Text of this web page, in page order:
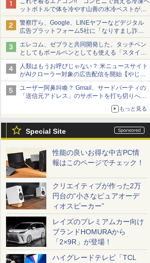
ットボトルで体を冷やす山善の水冷ベストがロ
ードバイクにちょうどいい【ぼっち・ざ・ろー
ど！その14】【空いた時間でなにしてる？】
警察庁ら、Google、LINEヤフーなどデジタル
広告プラットフォーム5社に「なりすまし詐欺
広告」対策強化を要請 著名人の写真や映像を
使った投資詐欺などへの対策として
エレコム、ゼブラと共同開発した、タッチペン
としてもボールペンとしても使える「スタイラ
スツーウェイ」発売 iPadにも紙にも、持ち替
えずに書き込める
人類はもうお呼びじゃない？ 米ニュースサイト
がAIクローラー対象の広告配信を開始【やじう
まWatch】
ユーザー阿鼻叫喚？ Gmail、サードパーティの
「送信元アドレス」のサポートを打ち切りへ
もっと見る
Special Site
性能の良いお得な中古PC情
報はこのページでチェック！
クリエイティブが作った2万
円台の“小さなピュアオーデ
ィオスピーカー”
レイズのプレミアムカー向け
ブランドHOMURAから
「2×9R」が登場！
ハイグレードテレビ「TCL